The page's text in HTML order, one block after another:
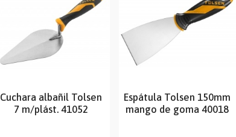
Cuchara albañil Tolsen
7 m/plást. 41052
Espátula Tolsen 150mm
mango de goma 40018